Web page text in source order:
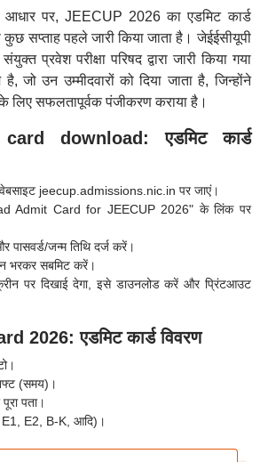
आधार पर, JEECUP 2026 का एडमिट कार्ड
कुछ सप्ताह पहले जारी किया जाता है। जेईईसीयूपी
प्रवेश परीक्षा परिषद द्वारा जारी किया गया
जो उन उम्मीदवारों को दिया जाता है, जिन्होंने
के लिए सफलतापूर्वक पंजीकरण कराया है।
download: एडमिट कार्ड
jeecup.admissions.nic.in पर जाएं।
Admit Card for JEECUP 2026" के लिंक पर
पासवर्ड/जन्म तिथि दर्ज करें।
भरकर सबमिट करें।
पर दिखाई देगा, इसे डाउनलोड करें और प्रिंटआउट
2026: एडमिट कार्ड विवरण
(समय)।
पता।
E2, B-K, आदि)।